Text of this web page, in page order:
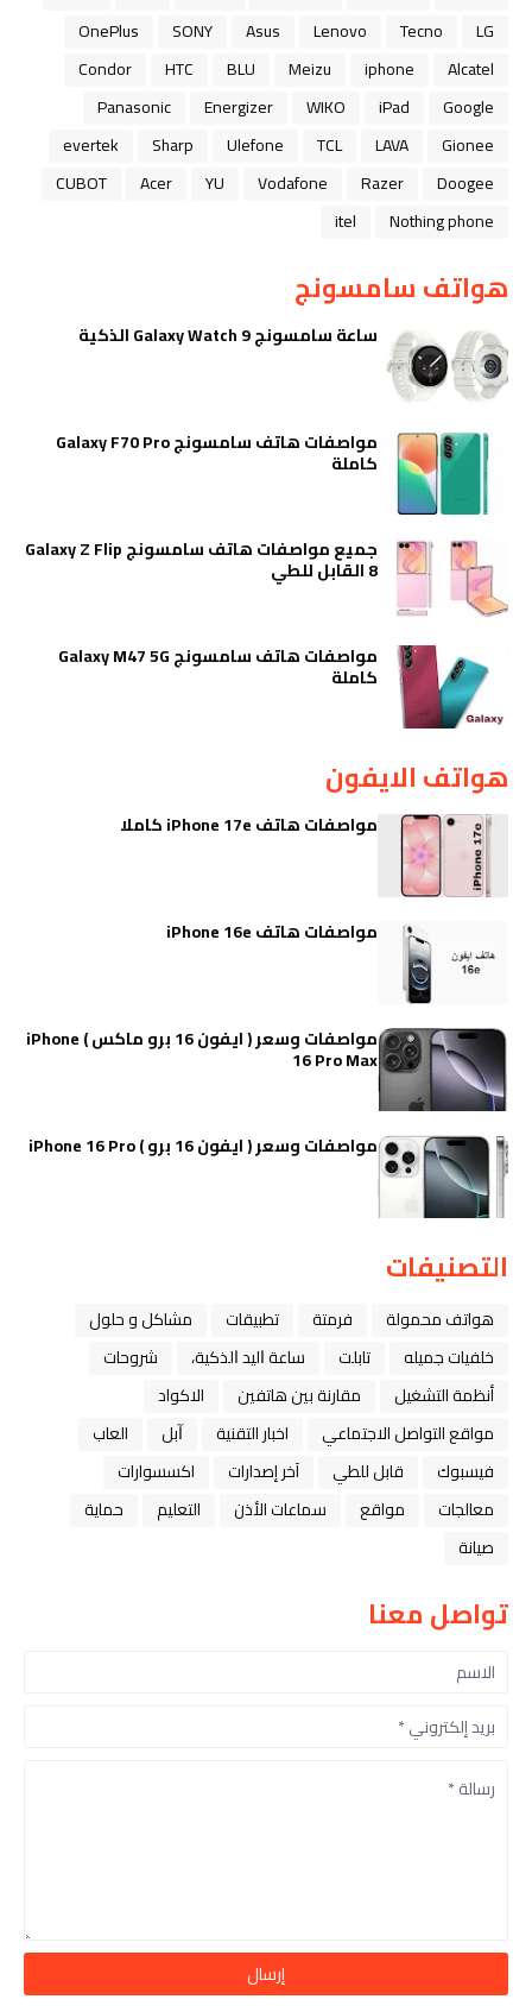
LG
Tecno
Lenovo
Asus
SONY
OnePlus
Alcatel
iphone
Meizu
BLU
HTC
Condor
Google
iPad
WIKO
Energizer
Panasonic
Gionee
LAVA
TCL
Ulefone
Sharp
evertek
Doogee
Razer
Vodafone
YU
Acer
CUBOT
Nothing phone
itel
هواتف سامسونج
ساعة سامسونج Galaxy Watch 9 الذكية
مواصفات هاتف سامسونج Galaxy F70 Pro
كاملة
جميع مواصفات هاتف سامسونج Galaxy Z Flip
8 القابل للطي
مواصفات هاتف سامسونج Galaxy M47 5G
كاملة
هواتف الايفون
مواصفات هاتف iPhone 17e كاملا
مواصفات هاتف iPhone 16e
مواصفات وسعر ( ايفون 16 برو ماكس ) iPhone
16 Pro Max
مواصفات وسعر ( ايفون 16 برو ) iPhone 16 Pro
التصنيفات
هواتف محمولة فرمتة تطبيقات
مشاكل و حلول
خلفيات جميله
تابلت ﺳﺎﻋﺔ ﺍﻟﻴﺪ ﺍﻟﺬﻛﻴﺔ،
شروحات
أنظمة التشغيل
مقارنة بين هاتفين
الاكواد
مواقع التواصل الاجتماعي
اخبار التقنية ﺁﺑﻞ
العاب
فيسبوك
قابل للطي آخر إصدارات
اكسسوارات
معالجات
مواقع سماعات الأذن التعليم
حماية
صيانة
تواصل معنا